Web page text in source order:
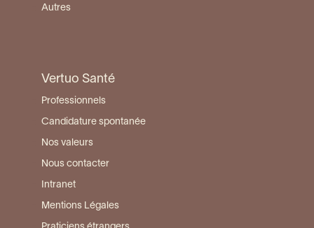
Autres
Vertuo Santé
Professionnels
Candidature spontanée
Nos valeurs
Nous contacter
Intranet
Mentions Légales